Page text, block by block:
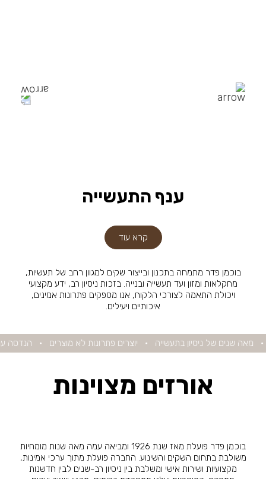
ענף התעשייה
קרא עוד
בוכמן פדר מתמחה בתכנון ובייצור שקים למגוון רחב של תעשיות,
מחקלאות ומזון ועד תעשייה ובנייה.בזכות ניסיון רב, ידע מקצועי
ויכולת התאמה לצורכי הלקוח, אנו מספקים פתרונות אמינים,
איכותיים ויעילים.
של ניסיון בתעשייה • יוצרים פתרונות לא מוצרים • הנדסה עם
אורזים מצוינות
בוכמן פדר פועלת מאז שנת 1926 ומביאה עמה
מאה שנות מומחיות
משולבת בתחום השקים והשינוע.החברה פועלת מתוך ערכי אמינות,
מקצועיות ושירות אישיומשלבת בין ניסיון רב-שנים לבין חדשנות